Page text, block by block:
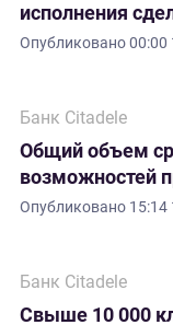
исполнения
Опубликовано00:00
Банк Citadele
Общий объем
возможностей
Опубликовано 15:14
Банк Citadele
Свыше 10 000